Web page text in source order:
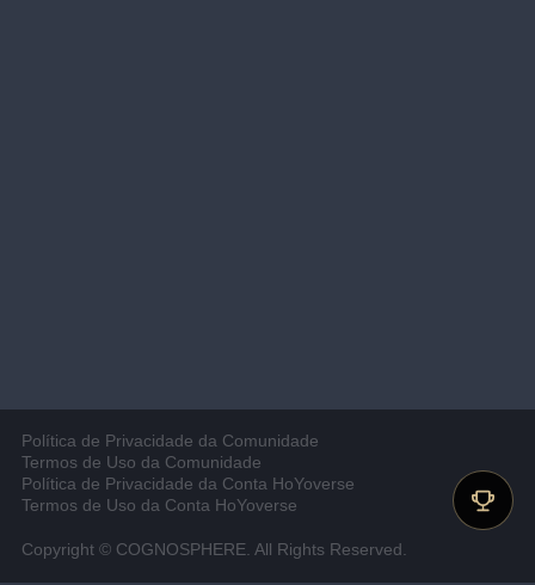
Política de Privacidade da Comunidade
Termos de Uso da Comunidade
Política de Privacidade da Conta HoYoverse
Termos de Uso da Conta HoYoverse
Copyright © COGNOSPHERE. All Rights Reserved.